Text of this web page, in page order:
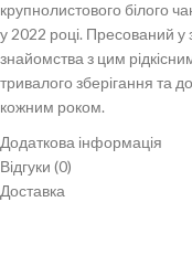
крупнолистового білого
у 2022 році. Пресований у
знайомства з цим
тривалого зберігання та
кожним роком.
Смакові та Ароматичні
Аромат: Чистий, свіжий, з
Додаткова інформація
Відгуки (0)
Доставка